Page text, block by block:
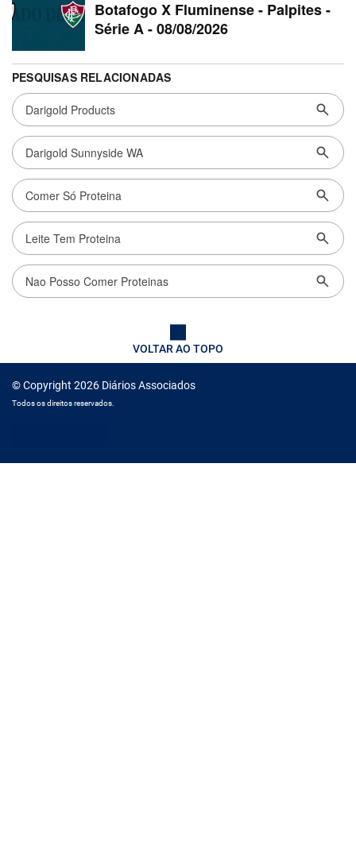
VOLTAR AO TOPO
© Copyright 2026 Diários Associados
Todos os direitos reservados.